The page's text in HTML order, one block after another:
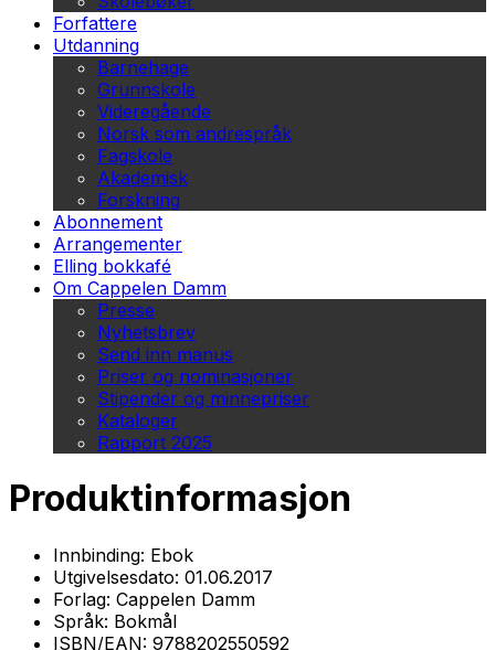
Forfattere
Utdanning
Barnehage
Grunnskole
Videregående
Norsk som andrespråk
Fagskole
Akademisk
Forskning
Abonnement
Arrangementer
Elling bokkafé
Om Cappelen Damm
Presse
Nyhetsbrev
Send inn manus
Priser og nominasjoner
Stipender og minnepriser
Kataloger
Rapport 2025
Produktinformasjon
Innbinding: Ebok
Utgivelsesdato: 01.06.2017
Forlag: Cappelen Damm
Språk: Bokmål
ISBN/EAN: 9788202550592